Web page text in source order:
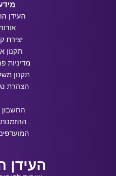
העידן
יצירת
תקנון
מדיניות
תקנון
הצהרת
החשבון
העידן